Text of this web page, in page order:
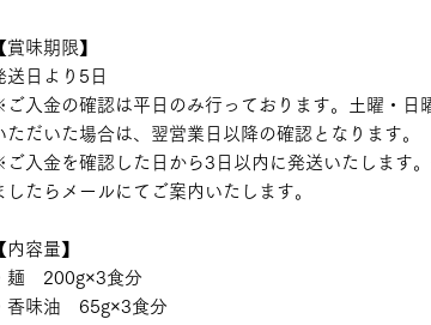
賞味期限】
送日より5日
入金の確認は平日のみ行っております。土曜・日
ただいた場合は、翌営業日以降の確認となります。
入金を確認した日から3日以内に発送いたします
したらメールにてご案内いたします。
内容量】
麺 200g×3食分
香味油 65g×3食分